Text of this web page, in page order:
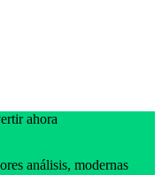
ahora
análisis, modernas